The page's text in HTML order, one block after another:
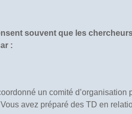
souvent que les
:
un comité
avez préparé des TD en